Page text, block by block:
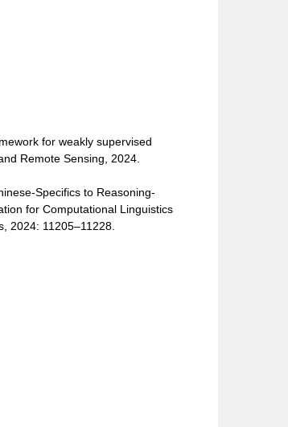
for weakly supervised
Remote Sensing, 2024.
Specifics to Reasoning-
for Computational Linguistics
2024: 11205–11228.